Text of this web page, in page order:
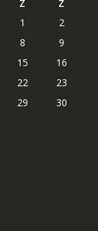
Z
Z
1
2
8
9
15
16
22
23
29
30